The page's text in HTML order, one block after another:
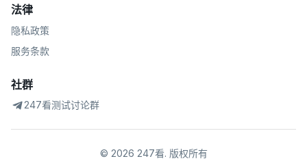
法律
隐私政策
服务条款
社群
247看测试讨论群
© 2026 247看. 版权所有